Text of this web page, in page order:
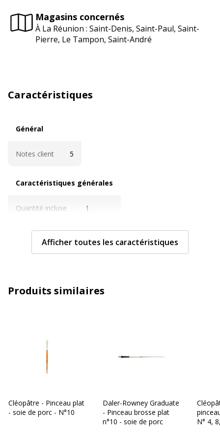
Magasins concernés
À La Réunion : Saint-Denis, Saint-Paul, Saint-
Pierre, Le Tampon, Saint-André
Caractéristiques
Général
Notes client 5
Caractéristiques générales
Quantité incluse 1
Type de brosse Plat
Normes de conformité
Caractéristiques techniques
Caractéristiques techniques
Taille
Afficher toutes les caractéristiques
Produits similaires
Cléopâtre - Pinceau plat
- soie de porc - N°10
Daler-Rowney Graduate
- Pinceau brosse plat
n°10 - soie de porc
N° 4,